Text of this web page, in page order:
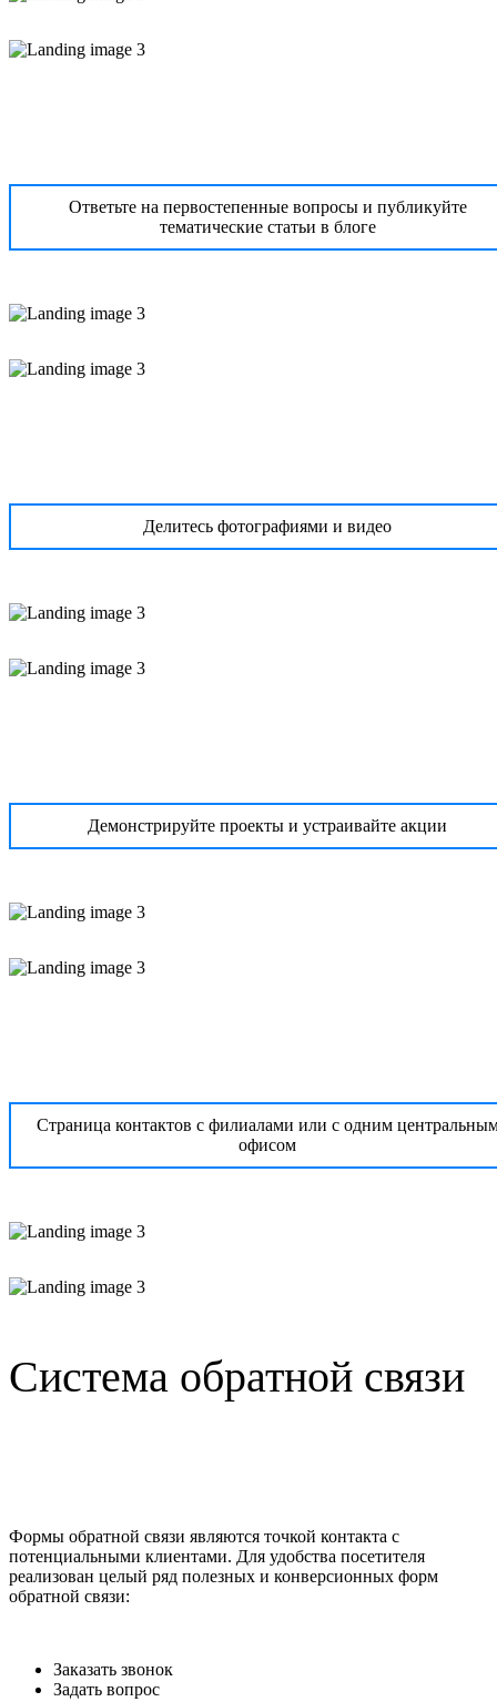
Ответьте на первостепенные вопросы и публикуйте
тематические статьи в блоге
Делитесь фотографиями и видео
Демонстрируйте проекты и устраивайте акции
Страница контактов с филиалами или с одним
офисом
Система обратной связи
Формы обратной связи являются точкой контакта с
потенциальными клиентами. Для удобства посетителя
реализован целый ряд полезных и конверсионных форм
обратной связи:
Заказать звонок
Задать вопрос